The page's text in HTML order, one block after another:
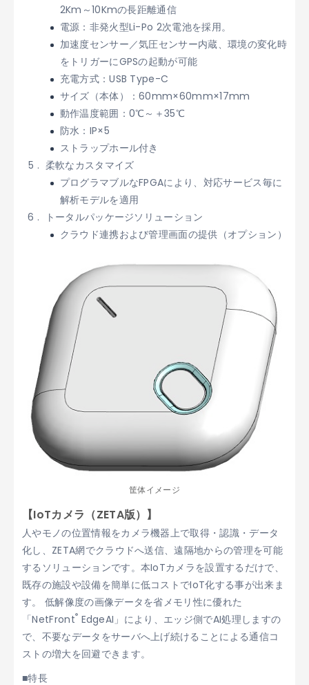
2Km～10Kmの長距離通信
電源：非発火型Li-Po 2次電池を採用。
加速度センサー／気圧センサー内蔵、環境の変化時
をトリガーにGPSの起動が可能
充電方式：USB Type-C
サイズ（本体）：60mm×60mm×17mm
動作温度範囲：0℃～＋35℃
防水：IP×5
ストラップホール付き
柔軟なカスタマイズ
プログラマブルなFPGAにより、対応サービス毎に
解析モデルを適用
トータルパッケージソリューション
クラウド連携および管理画面の提供（オプション）
筐体イメージ
【IoTカメラ（ZETA版）】
人やモノの位置情報をカメラ機器上で取得・認識・データ
化し、ZETA網でクラウドへ送信、遠隔地からの管理を可能
するソリューションです。本IoTカメラを設置するだけで、
既存の施設や設備を簡単に低コストでIoT化する事が出来ま
す。 低解像度の画像データを省メモリ性に優れた
「NetFront® EdgeAI」により、エッジ側でAI処理しますの
で、不要なデータをサーバへ上げ続けることによる通信コ
ストの増大を回避できます。
■特長